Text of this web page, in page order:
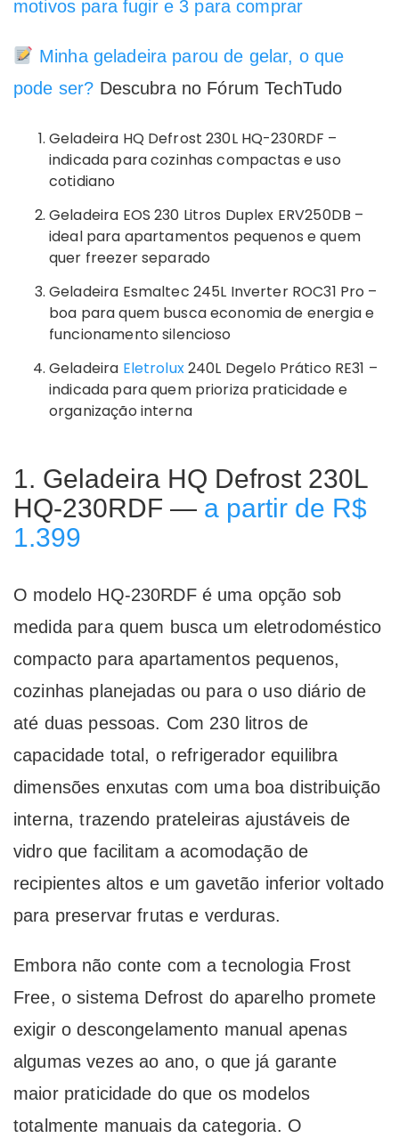
motivos para fugir e 3 para comprar
Minha geladeira parou de gelar, o que
pode ser? Descubra no Fórum TechTudo
Geladeira HQ Defrost 230L HQ-230RDF –
indicada para cozinhas compactas e uso
cotidiano
Geladeira EOS 230 Litros Duplex ERV250DB –
ideal para apartamentos pequenos e quem
quer freezer separado
Geladeira Esmaltec 245L Inverter ROC31 Pro –
boa para quem busca economia de energia e
funcionamento silencioso
Geladeira Eletrolux240L Degelo Prático RE31 –
indicada para quem prioriza praticidade e
organização interna
1. Geladeira HQ Defrost 230L
HQ-230RDF — a partir de R$
1.399
O modelo HQ-230RDF é uma opção sob
medida para quem busca um eletrodoméstico
compacto para apartamentos pequenos,
cozinhas planejadas ou para o uso diário de
até duas pessoas. Com 230 litros de
capacidade total, o refrigerador equilibra
dimensões enxutas com uma boa distribuição
interna, trazendo prateleiras ajustáveis de
vidro que facilitam a acomodação de
recipientes altos e um gavetão inferior voltado
para preservar frutas e verduras.
Embora não conte com a tecnologia Frost
Free, o sistema Defrost do aparelho promete
exigir o descongelamento manual apenas
algumas vezes ao ano, o que já garante
maior praticidade do que os modelos
totalmente manuais da categoria. O